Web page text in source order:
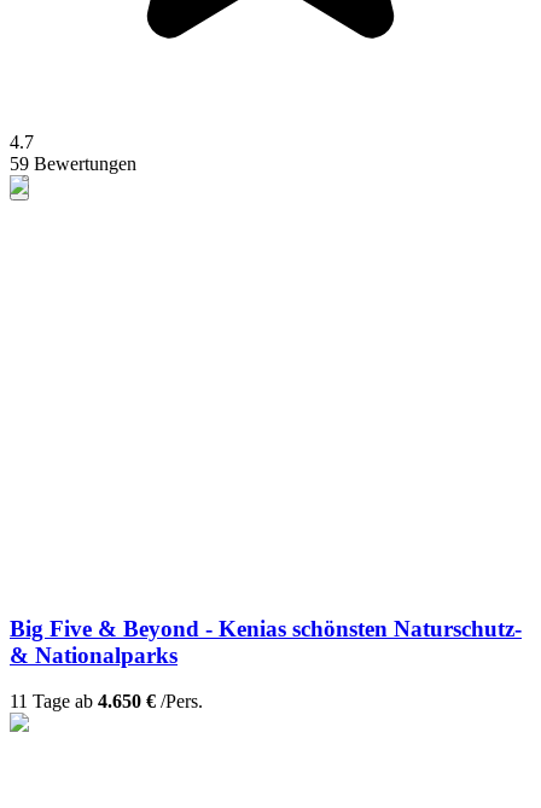
4.7
59 Bewertungen
Big Five & Beyond - Kenias schönsten Naturschutz-
& Nationalparks
11 Tage ab 4.650 € /Pers.